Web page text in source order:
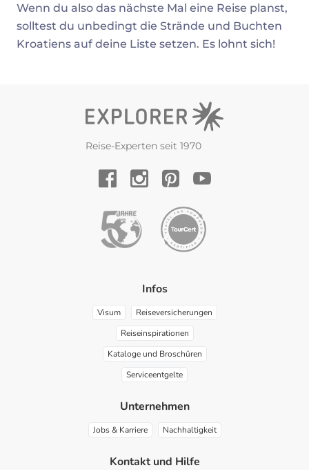
Wenn du also das nächste Mal eine Reise planst,
solltest du unbedingt die Strände und Buchten
Kroatiens auf deine Liste setzen. Es lohnt sich!
Reise-Experten seit 1970
Infos
Visum
Reiseversicherungen
Reiseinspirationen
Kataloge und Broschüren
Serviceentgelte
Unternehmen
Jobs & Karriere Nachhaltigkeit
Kontakt und Hilfe